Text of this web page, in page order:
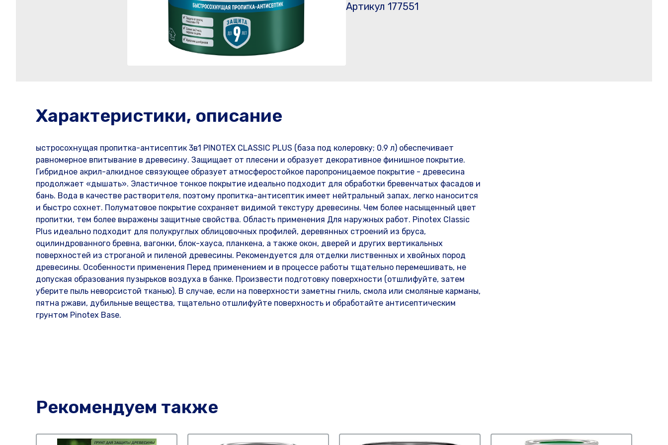
Артикул 177551
Характеристики, описание
ыстросохнущая пропитка-антисептик 3в1 PINOTEX CLASSIC PLUS (база под колеровку; 0.9 л) обеспечивает
равномерное впитывание в древесину. Защищает от плесени и образует декоративное финишное покрытие.
Гибридное акрил-алкидное связующее образует атмосферостойкое паропроницаемое покрытие - древесина
продолжает «дышать». Эластичное тонкое покрытие идеально подходит для обработки бревенчатых фасадов и
бань. Вода в качестве растворителя, поэтому пропитка-антисептик имеет нейтральный запах, легко наносится
и быстро сохнет. Полуматовое покрытие сохраняет видимой текстуру древесины. Чем более насыщенный цвет
пропитки, тем более выражены защитные свойства. Область применения Для наружных работ. Pinotex Classic
Plus идеально подходит для полукруглых облицовочных профилей, деревянных строений из бруса,
оцилиндрованного бревна, вагонки, блок-хауса, планкена, а также окон, дверей и других вертикальных
поверхностей из строганой и пиленой древесины. Рекомендуется для отделки лиственных и хвойных пород
древесины. Особенности применения Перед применением и в процессе работы тщательно перемешивать, не
допуская образования пузырьков воздуха в банке. Произвести подготовку поверхности (отшлифуйте, затем
уберите пыль неворсистой тканью). В случае, если на поверхности заметны гниль, смола или смоляные карманы,
пятна ржави, дубильные вещества, тщательно отшлифуйте поверхность и обработайте антисептическим
грунтом Pinotex Base.
Рекомендуем также